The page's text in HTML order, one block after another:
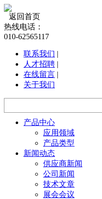
返回首页
热线电话：
010-62565117
联系我们 |
人才招聘 |
在线留言 |
关于我们
产品中心
应用领域
产品类型
新闻动态
供应商新闻
公司新闻
技术文章
展会会议